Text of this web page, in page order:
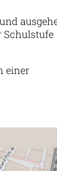
Schulstufe
einer